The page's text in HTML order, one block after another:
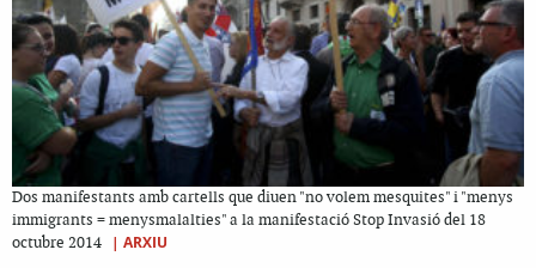
Dos manifestants amb cartells que diuen "no volem mesquites" i "menys
immigrants = menysmalalties" a la manifestació Stop Invasió del 18
octubre 2014
| ARXIU